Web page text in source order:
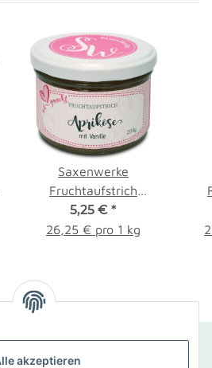
akzeptieren
Saxenwerke
Fruchtaufstrich
Aprikose mit Vanille
200g
5,25 € *
26,25 € pro 1 kg